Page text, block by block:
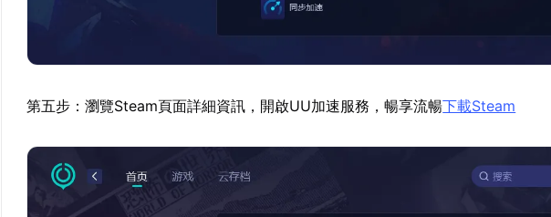
第五步：瀏覽Steam頁面詳細資訊，開啟UU加速服務，暢享流暢下載Steam